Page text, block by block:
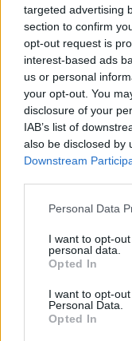
targeted advertising
section to confirm
opt-out request is
interest-based ads
us or personal
your opt-out. You
disclosure of your
IAB’s list of
also be disclosed by
Downstream
Please note that
not limited to your
grant or deny
use your data for
consent section.
Personal Data
I want to opt-
personal data.
Opted In
I want to opt-
Personal Data.
Opted In
Quadrelle,
dopo 75 giorni
Paolo Mariani · 9 Ago 2026
BREAKING NEWS